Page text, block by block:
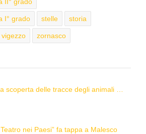
I° grado stelle storia
vigezzo zornasco
Teatro nei Paesi” fa tappa a Malesco